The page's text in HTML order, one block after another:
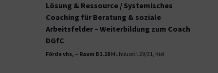
Lösung & Ressource / Systemisches
Coaching für Beratung & soziale
Arbeitsfelder – Weiterbildung zum Coach
DGfC
Förde vhs, – Raum B1.18 Muhliusstr. 29/31, Kiel